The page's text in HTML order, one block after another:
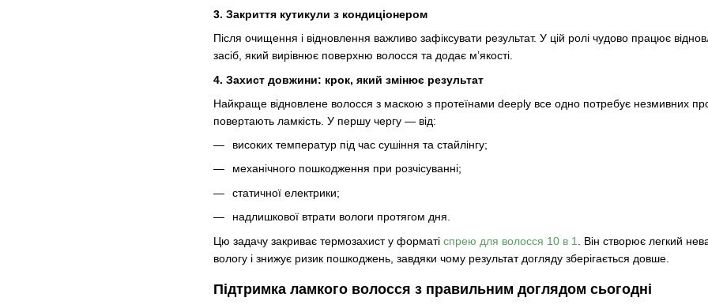
3. Закриття кутикули з кондиціонером
Після очищення і відновлення важливо зафіксувати результат. У цій ролі чудово працює
засіб, який вирівнює поверхню волосся та додає м’якості.
4. Захист довжини: крок, який змінює результат
Найкраще відновлене волосся з маскою з протеїнами deeply все одно потребує незмивних
повертають ламкість. У першу чергу — від:
високих температур під час сушіння та стайлінгу;
механічного пошкодження при розчісуванні;
статичної електрики;
надлишкової втрати вологи протягом дня.
Цю задачу закриває термозахист у форматі спрею для волосся 10 в 1
. Він створює легкий
вологу і знижує ризик пошкоджень, завдяки чому результат догляду зберігається довше.
Підтримка ламкого волосся з правильним доглядом сьогодні